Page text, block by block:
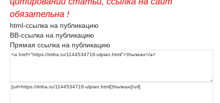
обязательна !
html-ссылка на публикацию
BB-ссылка на публикацию
Прямая ссылка на публикацию